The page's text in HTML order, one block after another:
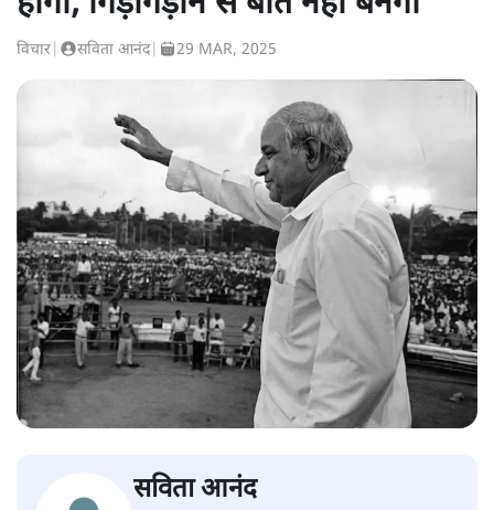
विचार सविता आनंद| 29 MAR, 2025
सविता आनंद